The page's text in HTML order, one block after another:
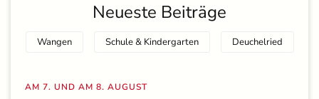
Neueste Beiträge
Wangen Schule & Kindergarten Deuchelried
AM 7. UND AM 8. AUGUST